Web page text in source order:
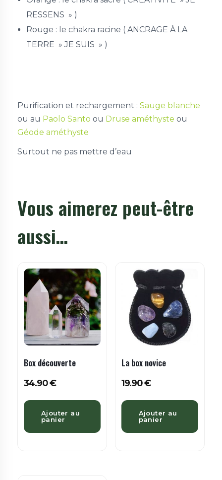
RESSENS » )
Rouge : le chakra racine ( ANCRAGE À LA
TERRE » JE SUIS » )
Purification et rechargement : Sauge blanche
ou au Paolo Santo ou Druse améthyste ou
Géode améthyste
Surtout ne pas mettre d’eau
Vous aimerez peut-être
aussi…
Box découverte
34.90€
Ajouter au
panier
La box novice
19.90€
Ajouter au
panier